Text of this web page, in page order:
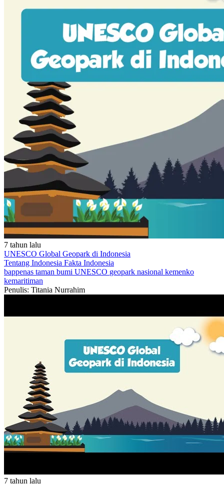
7 tahun lalu
UNESCO Global Geopark di Indonesia
Tentang Indonesia Fakta Indonesia
bappenas taman bumi UNESCO geopark nasional kemenko
kemaritiman
Penulis: Titania Nurrahim
7 tahun lalu